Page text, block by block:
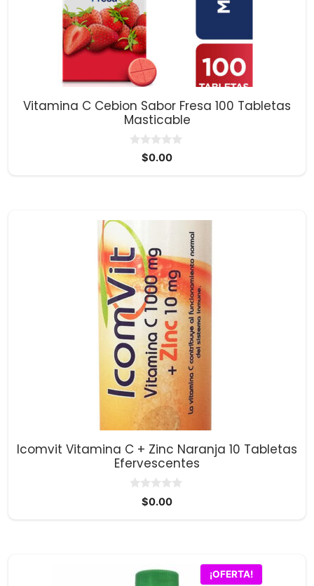
Vitamina C Cebion Sabor Fresa 100 Tabletas
Masticable
$0.00
Icomvit Vitamina C + Zinc Naranja 10 Tabletas
Efervescentes
$0.00
¡OFERTA!